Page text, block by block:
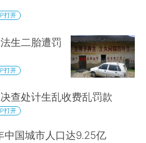
打开
生二胎遭罚
打开
查处计生乱收费乱罚款
打开
中国城市人口达9.25亿